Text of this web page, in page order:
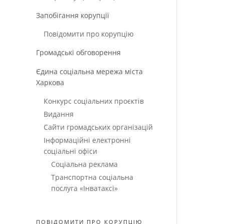
Запобігання корупції
Повідомити про корупцію
Громадські обговорення
Єдина соціальна мережа міста
Харкова
Конкурс соціальних проєктів
Видання
Сайти громадських організацій
Інформаційні електронні
соціальні офіси
Соціальна реклама
Транспортна соціальна
послуга «Інватаксі»
ПОВІДОМИТИ ПРО КОРУПЦІЮ